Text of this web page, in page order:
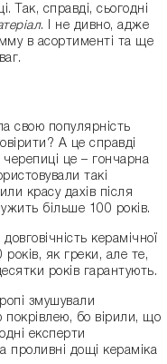
Так, справді, сьогодні
. І не дивно, адже
в асортименті та ще
свою популярність
А це справді
це – гончарна
такі
красу дахів після
більше 100 років.
керамічної
як греки, але те,
років гарантують.
змушували
покрівлею, бо вірили, що
експерти
проливні дощі кераміка